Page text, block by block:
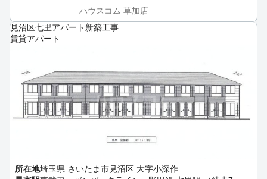
ハウスコム 草加店
見沼区七里アパート新築工事
賃貸アパート
所在地埼玉県 さいたま市見沼区 大字小深作